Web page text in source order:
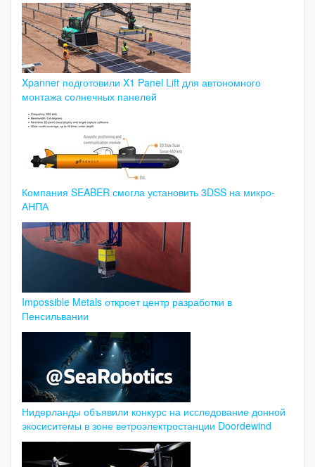
Xpanner подготовили X1 Panel Lift для автономного
монтажа солнечных панелей
Компания SEABER смогла установить 3DSS на микро-
АНПА
Impossible Metals откроет центр разработки в
Пенсильвании
Нидерланды объявили конкурс на исследование донной
экосиситемы в зоне ветроэлектростанции Doordewind